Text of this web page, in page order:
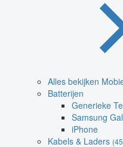
Alles bekijken
Batterijen
Generieke
Samsung
iPhone
Kabels & Laders